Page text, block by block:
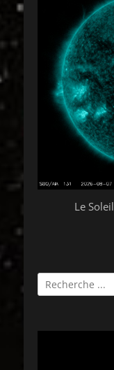
Le
Rechercher :